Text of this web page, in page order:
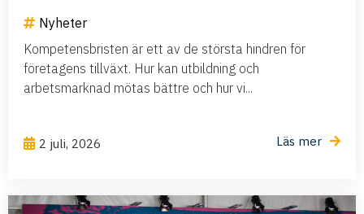
Nyheter
Kompetensbristen är ett av de största hindren för
företagens tillväxt. Hur kan utbildning och
arbetsmarknad mötas bättre och hur vi...
2 juli, 2026 Läs mer